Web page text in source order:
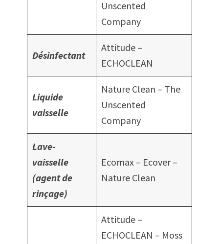
Unscented
Company
Désinfectant
Attitude –
ECHOCLEAN
Liquide
vaisselle
Nature Clean – The
Unscented
Company
Lave-
vaisselle
(agent de
rinçage)
Ecomax – Ecover –
Nature Clean
Attitude –
ECHOCLEAN – Moss